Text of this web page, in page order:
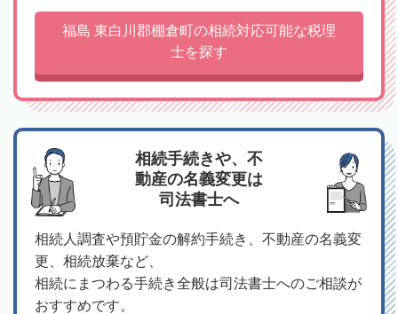
福島 東白川郡棚倉町の相続対応可能な税理
士を探す
相続手続きや、不
動産の名義変更は
司法書士へ
相続人調査や預貯金の解約手続き、不動産の名義変
更、相続放棄など、
相続にまつわる手続き全般は司法書士へのご相談が
おすすめです。